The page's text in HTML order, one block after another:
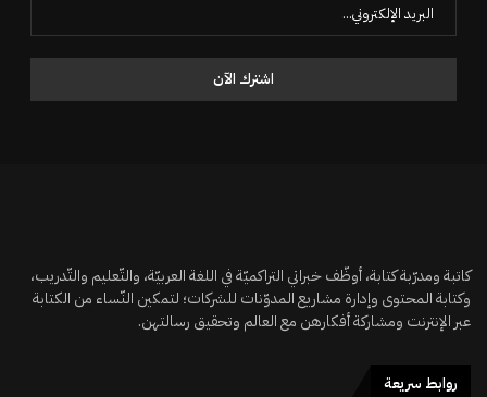
كاتبة ومدرّبة كتابة، أوظّف خبراتي التراكميّة في اللغة العربيّة، والتّعليم والتّدريب،
وكتابة المحتوى وإدارة مشاريع المدوّنات للشركات؛ لتمكين النّساء من الكتابة
عبر الإنترنت ومشاركة أفكارهن مع العالم وتحقيق رسالتهن.
روابط سريعة